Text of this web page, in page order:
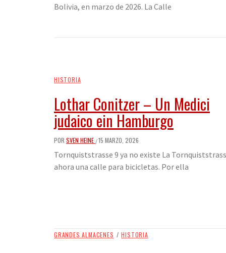
Bolivia, en marzo de 2026. La Calle
HISTORIA
Lothar Conitzer – Un Medici
judaico ein Hamburgo
POR SVEN HEINE /15 MARZO, 2026
Tornquiststrasse 9 ya no existe La
ahora una calle para bicicletas. Por ella
GRANDES ALMACENES / HISTORIA